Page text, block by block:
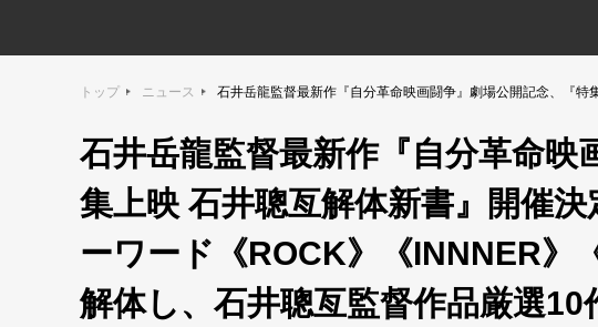
トップ ニュース 石井岳龍監督最新作『自分革命映画闘争』劇場公開記念、『特集上映 石井
石井岳龍監督最新作『自分革命映
集上映 石井聰亙解体新書』開催
ーワード《ROCK》《INNNER》
解体し、石井聰亙監督作品厳選10